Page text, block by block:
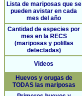
Lista de mariposas que se
pueden avistar en cada
mes del año
Cantidad de especies por
mes en la RECS
(mariposas y polillas
detectadas)
Videos
Huevos y orugas de
TODAS las mariposas